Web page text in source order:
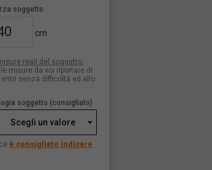
soggetto
cm
reali del soggetto,
misure da voi riportare di
senza difficoltà ed allo
soggetto (consigliato)
Scegli un valore
è consigliato indicare